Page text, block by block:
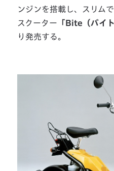
ンジンを搭載し、スリム
スクーター 「Bite（バイト
り発売する。